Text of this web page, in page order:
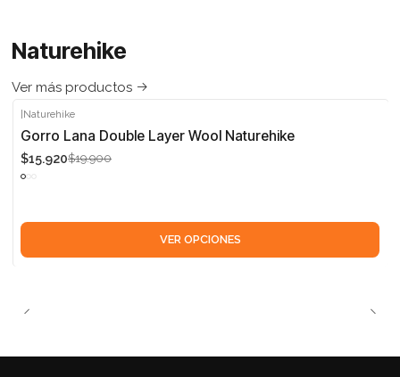
Naturehike
Ver más productos
-20%
Naturehike
Gorro Lana Double Layer Wool Naturehike
$15.920$19.900
VER OPCIONES